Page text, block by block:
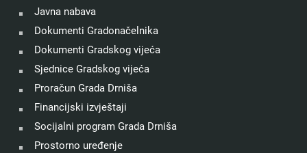
Javna nabava
Dokumenti Gradonačelnika
Dokumenti Gradskog vijeća
Sjednice Gradskog vijeća
Proračun Grada Drniša
Financijski izvještaji
Socijalni program Grada Drniša
Prostorno uređenje